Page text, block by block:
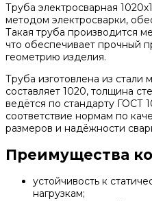
Труба электросварная
методом электросварки,
Такая труба производится
что обеспечивает прочный
геометрию изделия.
Труба изготовлена из стали
составляет 1020, толщина
ведётся по стандарту ГОСТ
соответствие нормам по
размеров и надёжности
Преимущества
устойчивость к
нагрузкам;